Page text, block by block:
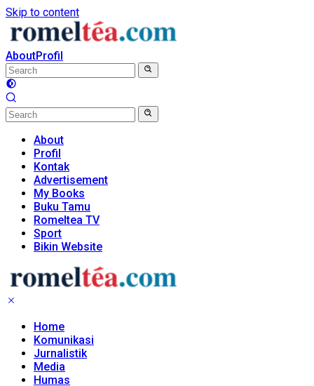
Skip to content
AboutProfil
About
Profil
Kontak
Advertisement
My Books
Buku Tamu
Romeltea TV
Sport
Bikin Website
Home
Komunikasi
Jurnalistik
Media
Humas